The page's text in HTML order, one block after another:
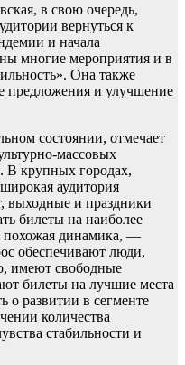
в свою очередь,
вернуться к
и начала
многие мероприятия и в
Она также
предложения и улучшение
состоянии, отмечает
массовых
В крупных городах,
аудитория
выходные и праздники
билеты на наиболее
похожая динамика, —
обеспечивают люди,
имеют свободные
билеты на лучшие места
развитии в сегменте
количества
стабильности и